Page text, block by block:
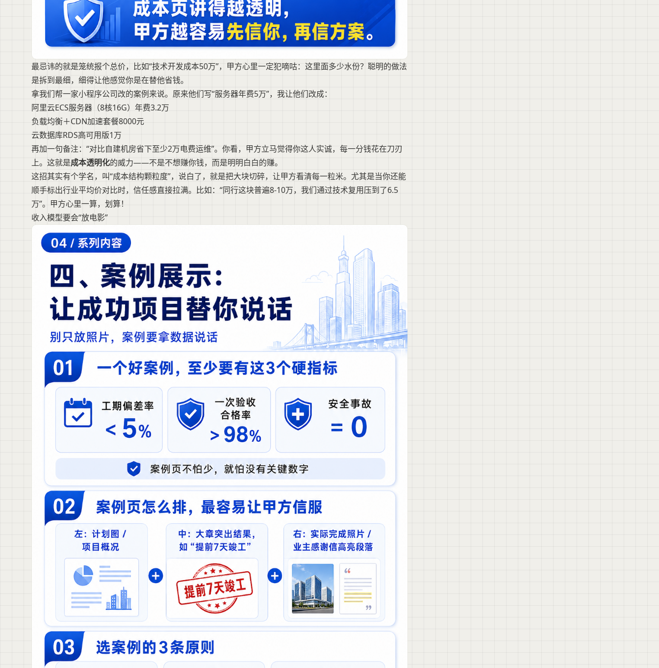
最忌讳的就是笼统报个总价，比如“技术开发成本50万”，甲方心里一定犯嘀咕：这里面多少水份？聪明的做法
是拆到最细，细得让他感觉你是在替他省钱。
拿我们帮一家小程序公司改的案例来说。原来他们写“服务器年费5万”，我让他们改成：
阿里云ECS服务器（8核16G）年费3.2万
负载均衡＋CDN加速套餐8000元
云数据库RDS高可用版1万
再加一句备注：“对比自建机房省下至少2万电费运维”。你看，甲方立马觉得你这人实诚，每一分钱花在刀刃
上。这就是成本透明化的威力——不是不想赚你钱，而是明明白白的赚。
这招其实有个学名，叫“成本结构颗粒度”，说白了，就是把大块切碎，让甲方看清每一粒米。尤其是当你还能
顺手标出行业平均价对比时，信任感直接拉满。比如：“同行这块普遍8-10万，我们通过技术复用压到了6.5
万”。甲方心里一算，划算！
收入模型要会“放电影”